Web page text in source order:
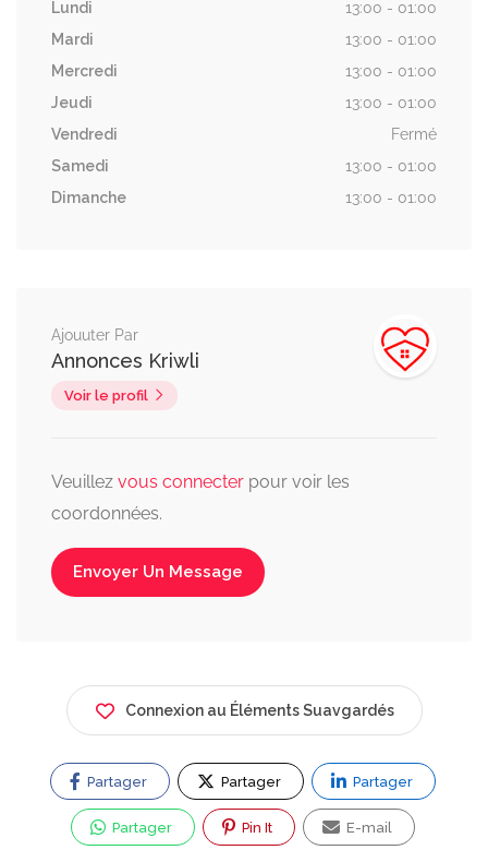
Lundi
13:00 - 01:00
Mardi
13:00 - 01:00
Mercredi
13:00 - 01:00
Jeudi
13:00 - 01:00
Vendredi
Fermé
Samedi
13:00 - 01:00
Dimanche
13:00 - 01:00
Ajouuter Par
Annonces Kriwli
Voir le profil
Veuillez vous connecter pour voir les
coordonnées.
Envoyer Un Message
Connexion au Éléments Suavgardés
Partager Partager Partager
Partager Pin It E-mail